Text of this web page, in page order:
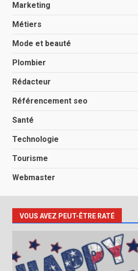
Marketing
Métiers
Mode et beauté
Plombier
Rédacteur
Référencement seo
Santé
Technologie
Tourisme
Webmaster
VOUS AVEZ PEUT-ÊTRE RATÉ